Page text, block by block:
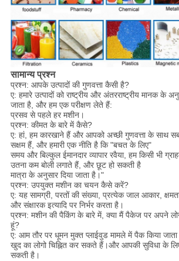
सामान्य प्रश्न
प्रश्न: आपके उत्पादों की गुणवत्ता कैसी है?
ए: हमारे उत्पादों को राष्ट्रीय और अंतरराष्ट्रीय मानक के
जाता है, और हम एक परीक्षण लेते हैं:
प्रसव से पहले हर मशीन।
प्रश्न: कीमत के बारे में कैसे?
ए: हां, हम कारखाने हैं और आपको अच्छी गुणवत्ता के साथ
सक्षम हैं, और हमारी एक नीति है कि "बचत के लिए"
समय और बिल्कुल ईमानदार व्यापार रवैया, हम किसी भी
उतना कम बोली लगाते हैं, और छूट हो सकती है
मात्रा के अनुसार दिया जाता है।"
प्रश्न: उपयुक्त मशीन का चयन कैसे करें?
ए: यह सामग्री, परतों की संख्या, प्रत्येक जाल आकार,
और संक्षारक इत्यादि पर निर्भर करता है।
प्रश्न: मशीन की पैकिंग के बारे में, क्या मैं पैकेज पर अपने
हूं?
ए: आम तौर पर धूमन मुक्त प्लाईवुड मामले में पैक किया
खुद का लोगो चिह्नित कर सकते हैं।और आपकी सुविधा के
सकती है।